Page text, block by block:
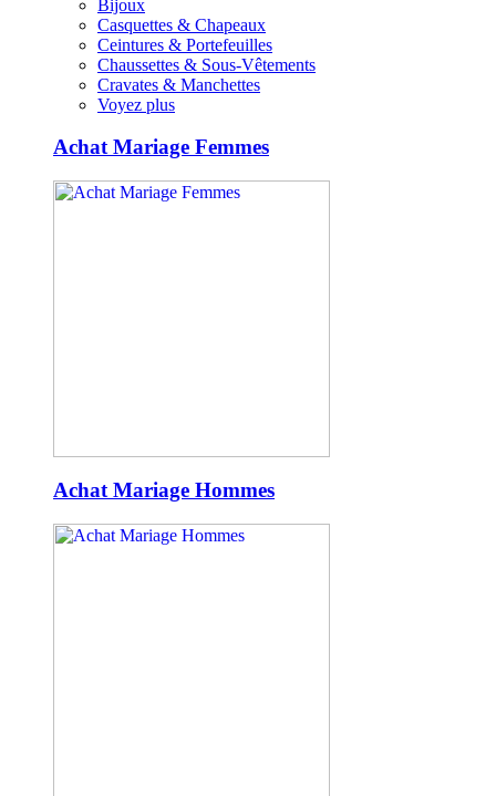
Bijoux
Casquettes & Chapeaux
Ceintures & Portefeuilles
Chaussettes & Sous-Vêtements
Cravates & Manchettes
Voyez plus
Achat Mariage Femmes
Achat Mariage Hommes